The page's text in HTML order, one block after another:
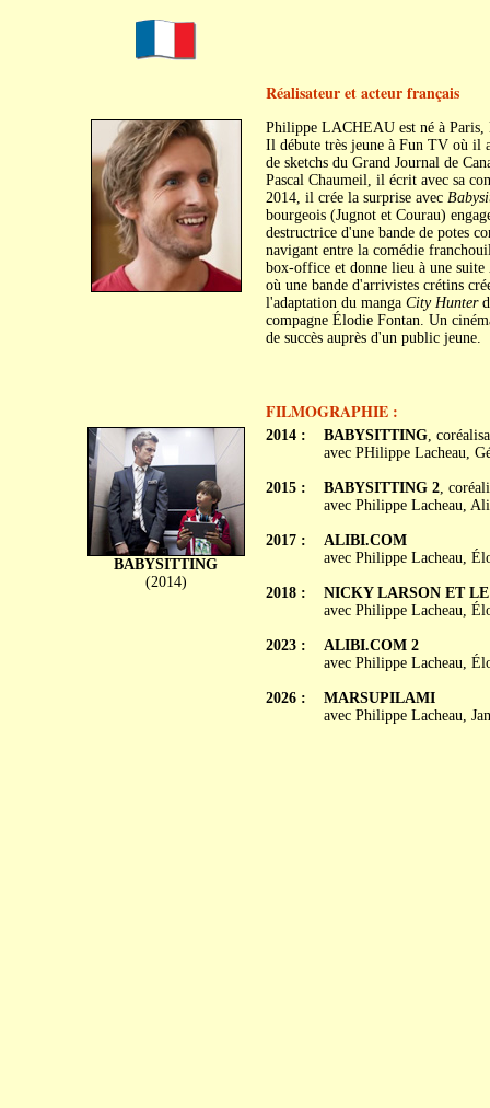
Réalisateur et acteur français
Philippe LACHEAU est né à Paris,
Il débute très jeune à Fun TV où il
de sketchs du Grand Journal de
Pascal Chaumeil, il écrit avec sa
2014, il crée la surprise avec
bourgeois (Jugnot et Courau)
destructrice d'une bande de potes
navigant entre la comédie
box-office et donne lieu à une suite
où une bande d'arrivistes crétins
l'adaptation du manga City Hunter
compagne Élodie Fontan. Un
de succès auprès d'un public jeune.
FILMOGRAPHIE :
BABYSITTING
(2014)
2014 :
2015 :
2017 :
2018 :
2023 :
2026 :
BABYSITTING,
avec PHilippe Lacheau,
BABYSITTING 2,
avec Philippe Lacheau,
ALIBI.COM
avec Philippe Lacheau,
NICKY LARSON ET
avec Philippe Lacheau,
ALIBI.COM 2
avec Philippe Lacheau,
MARSUPILAMI
avec Philippe Lacheau,